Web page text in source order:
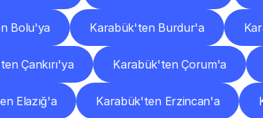
Bolu'ya Karabük'ten Burdur'a
Çankırı'ya Karabük'ten Çorum'a
Elazığ'a Karabük'ten Erzincan'a